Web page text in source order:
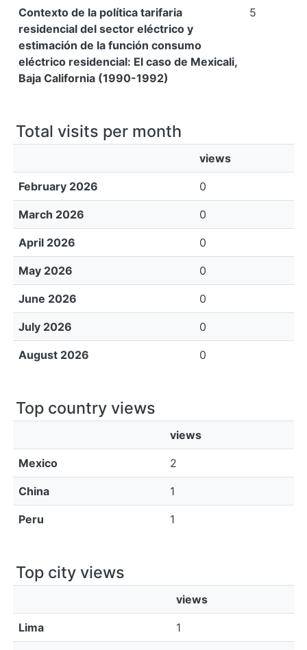
Contexto de la política tarifaria
residencial del sector eléctrico y
estimación de la función consumo
eléctrico residencial: El caso de Mexicali,
Baja California (1990-1992)
5
Total visits per month
views
February 2026 0
March 2026 0
April 2026 0
May 2026 0
June 2026 0
July 2026 0
August 2026 0
Top country views
views
Mexico 2
China 1
Peru 1
Top city views
views
Lima 1